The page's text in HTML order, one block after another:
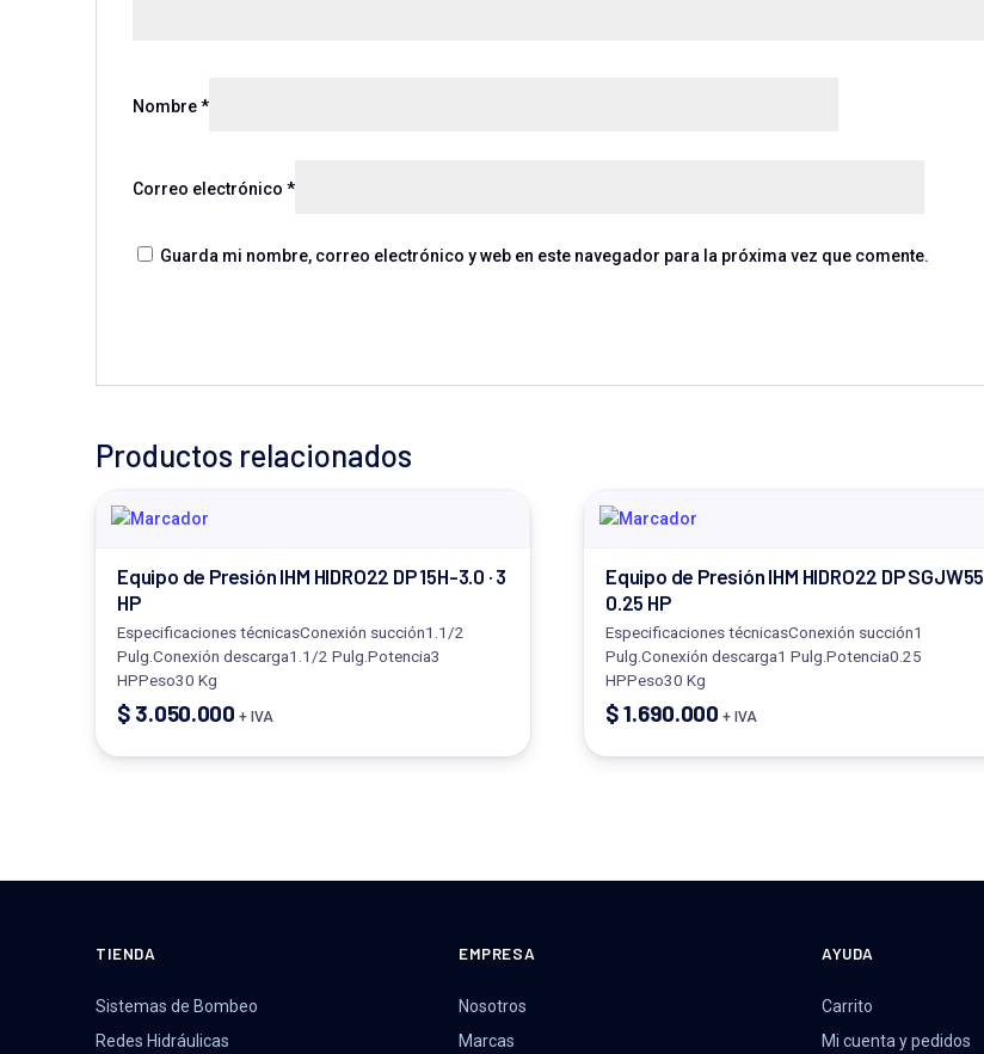
Nombre*
Correo electrónico *
Guarda mi nombre, correo electrónico y web en este navegador para la próxima vez que comente.
Productos relacionados
Equipo de Presión IHM HIDRO22 DP 15H-3.0 · 3
HP
Especificaciones técnicasConexión succión1.1/2
Pulg.Conexión descarga1.1/2 Pulg.Potencia3
HPPeso30 Kg
$ 3.050.000 + IVA
Equipo de Presión IHM HIDRO22 DP SGJW55
0.25 HP
Especificaciones técnicasConexión succión1
Pulg.Conexión descarga1 Pulg.Potencia0.25
HPPeso30 Kg
$1.690.000 + IVA
TIENDA
Sistemas de Bombeo
Redes Hidráulicas
EMPRESA
Nosotros
Marcas
AYUDA
Carrito
Mi cuenta y pedidos